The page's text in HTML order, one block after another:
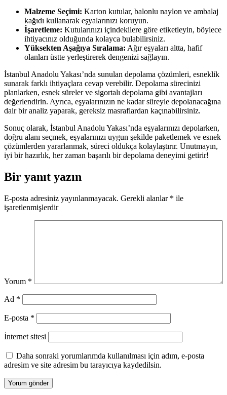
Malzeme Seçimi: Karton kutular, balonlu naylon ve ambalaj
kağıdı kullanarak eşyalarınızı koruyun.
İşaretleme: Kutularınızı içindekilere göre etiketleyin, böylece
ihtiyacınız olduğunda kolayca bulabilirsiniz.
Yüksekten Aşağıya Sıralama: Ağır eşyaları altta, hafif
olanları üstte yerleştirerek dengenizi sağlayın.
İstanbul Anadolu Yakası’nda sunulan depolama çözümleri, esneklik
sunarak farklı ihtiyaçlara cevap verebilir. Depolama sürecinizi
planlarken, esnek süreler ve sigortalı depolama gibi avantajları
değerlendirin. Ayrıca, eşyalarınızın ne kadar süreyle depolanacağına
dair bir analiz yaparak, gereksiz masraflardan kaçınabilirsiniz.
Sonuç olarak, İstanbul Anadolu Yakası’nda eşyalarınızı depolarken,
doğru alanı seçmek, eşyalarınızı uygun şekilde paketlemek ve esnek
çözümlerden yararlanmak, süreci oldukça kolaylaştırır. Unutmayın,
iyi bir hazırlık, her zaman başarılı bir depolama deneyimi getirir!
Bir yanıt yazın
E-posta adresiniz yayınlanmayacak. Gerekli alanlar * ile
işaretlenmişlerdir
Yorum *
Ad *
E-posta *
İnternet sitesi
Daha sonraki yorumlarımda kullanılması için adım, e-posta
adresim ve site adresim bu tarayıcıya kaydedilsin.